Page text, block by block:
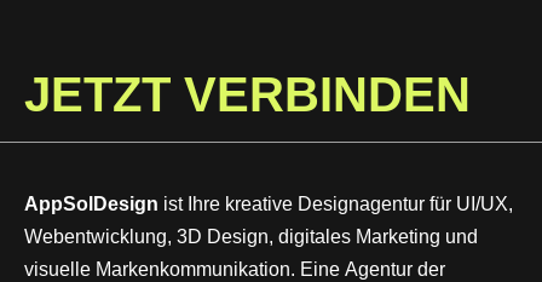
JETZT VERBINDEN
AppSolDesign ist Ihre kreative Designagentur für UI/UX,
Webentwicklung, 3D Design, digitales Marketing und
visuelle Markenkommunikation. Eine Agentur der